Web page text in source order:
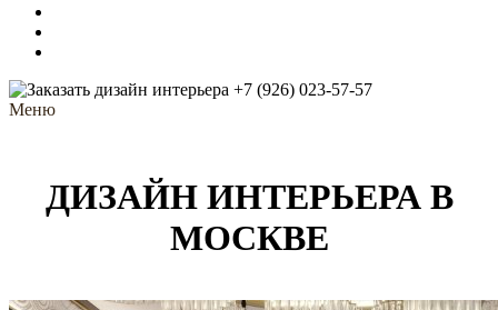
+7 (926) 023-57-57
Меню
ДИЗАЙН ИНТЕРЬЕРА В
МОСКВЕ